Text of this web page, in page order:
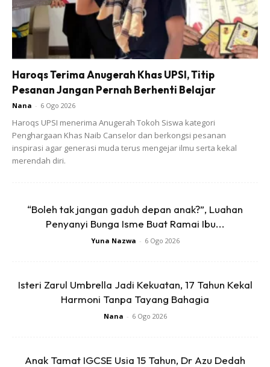
Ads
Haroqs Terima Anugerah Khas UPSI, Titip
Pesanan Jangan Pernah Berhenti Belajar
Nana - 6 Ogo 2026
Haroqs UPSI menerima Anugerah Tokoh Siswa kategori
Penghargaan Khas Naib Canselor dan berkongsi pesanan
inspirasi agar generasi muda terus mengejar ilmu serta kekal
merendah diri.
“Boleh tak jangan gaduh depan anak?”, Luahan
Penyanyi Bunga Isme Buat Ramai Ibu...
Yuna Nazwa - 6 Ogo 2026
Isteri Zarul Umbrella Jadi Kekuatan, 17 Tahun Kekal
Harmoni Tanpa Tayang Bahagia
Nana - 6 Ogo 2026
Anak Tamat IGCSE Usia 15 Tahun, Dr Azu Dedah